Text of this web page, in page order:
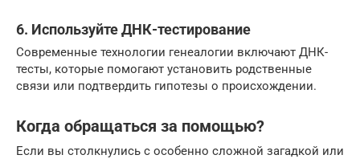
6. Используйте ДНК-тестирование
Современные технологии генеалогии включают ДНК-
тесты, которые помогают установить родственные
связи или подтвердить гипотезы о происхождении.
Когда обращаться за помощью?
Если вы столкнулись с особенно сложной загадкой или